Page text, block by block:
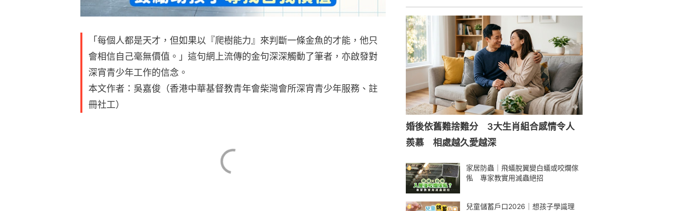
「每個人都是天才，但如果以『爬樹能力』來判斷一條金魚的才能，他只
會相信自己毫無價值。」這句網上流傳的金句深深觸動了筆者，亦啟發對
深宵青少年工作的信念。
本文作者：吳嘉俊（香港中華基督教青年會柴灣會所深宵青少年服務、註
冊社工）
婚後依舊難捨難分 3大生肖組合感情令人
羨慕 相處越久愛越深
家居防蟲｜飛蟻脫翼變白蟻或咬爛傢
俬 專家教實用滅蟲絕招
兒童儲蓄戶口2026｜想孩子學識理